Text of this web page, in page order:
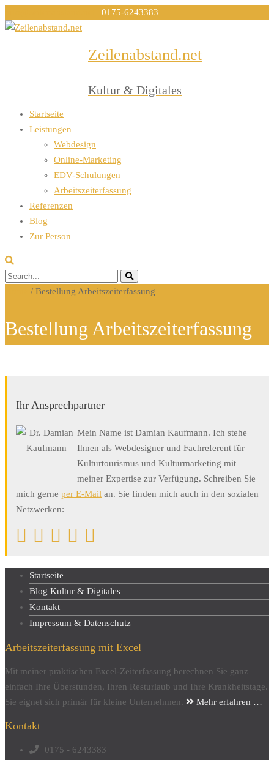
| 0175-6243383
Zeilenabstand.net
Kultur & Digitales
Startseite
Leistungen
Webdesign
Online-Marketing
EDV-Schulungen
Arbeitszeiterfassung
Referenzen
Blog
Zur Person
/ Bestellung Arbeitszeiterfassung
Bestellung Arbeitszeiterfassung
Ihr Ansprechpartner
Mein Name ist Damian Kaufmann. Ich stehe
Ihnen als Webdesigner und Fachreferent für
Kulturtourismus und Kulturmarketing mit
meiner Expertise zur Verfügung. Schreiben Sie
mich gerne per E-Mail an. Sie finden mich auch in den sozialen
Netzwerken:
Startseite
Blog Kultur & Digitales
Kontakt
Impressum & Datenschutz
Arbeitszeiterfassung mit Excel
Mit meiner praktischen Excel-Zeiterfassung berechnen Sie ganz
einfach Ihre Überstunden, Ihren Resturlaub und Ihre Krankheitstage.
Sie eignet sich primär für kleine Unternehmen.
Mehr erfahren …
Kontakt
0175 - 6243383